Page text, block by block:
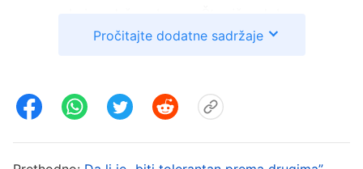
obavljala svoje dužnosti, Li Lan mi je često
poslova. Kao što kaže izreka, „Na kapljicu
dobrote uzvrati izvorom vode”, i štaviše, Li Lan
mi je toliko pomogla, da, kad bih razotkrila njeno
Pročitajte dodatne sadržaje